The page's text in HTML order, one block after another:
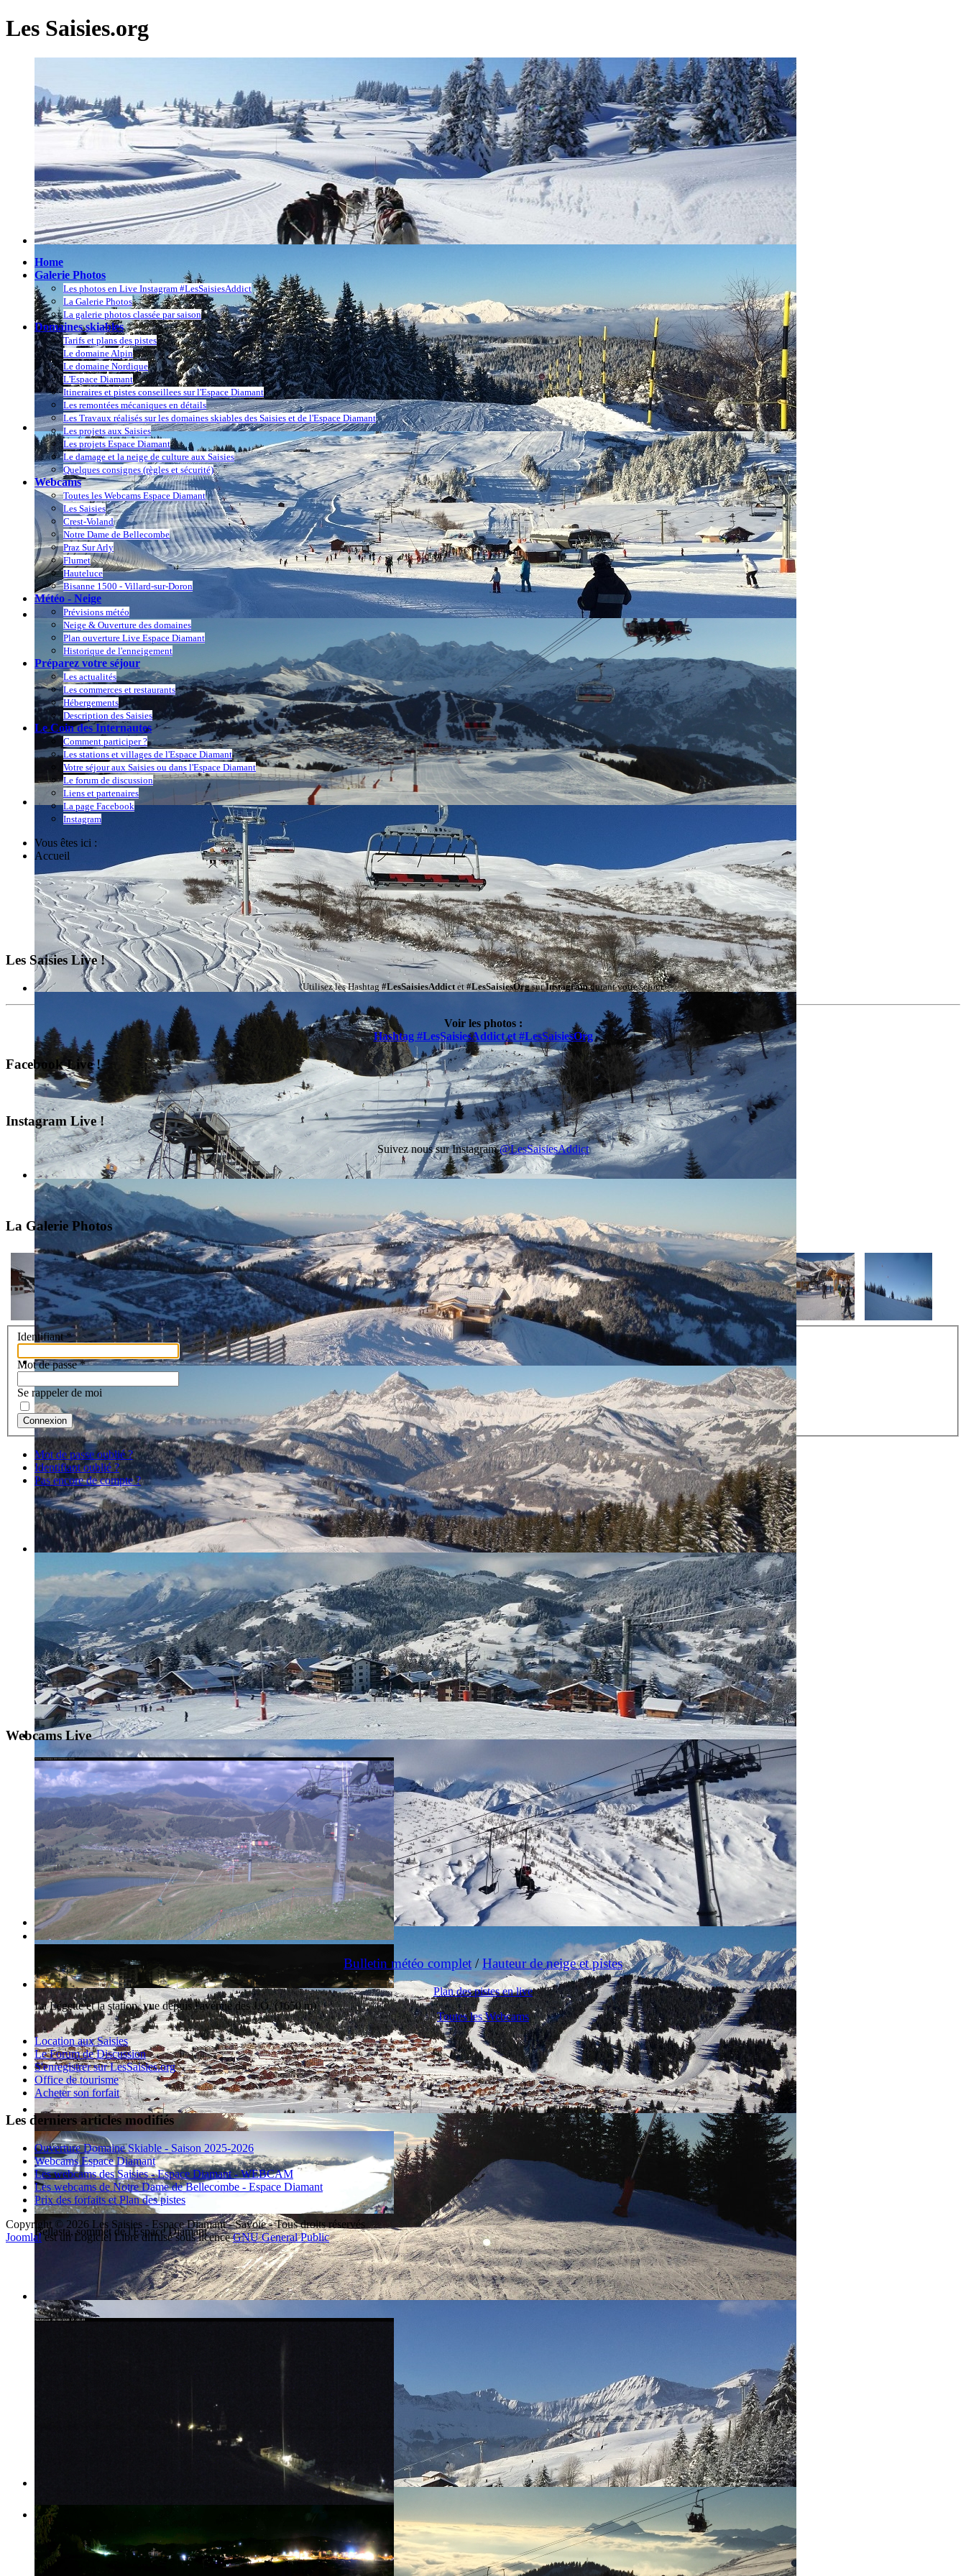
Les Saisies.org
Home
Galerie Photos
Les photos en Live Instagram #LesSaisiesAddict
La Galerie Photos
La galerie photos classée par saison
Domaines skiables
Tarifs et plans des pistes
Le domaine Alpin
Le domaine Nordique
L'Espace Diamant
Itineraires et pistes conseillees sur l'Espace Diamant
Les remontées mécaniques en détails
Les Travaux réalisés sur les domaines skiables des Saisies et de l'Espace Diamant
Les projets aux Saisies
Les projets Espace Diamant
Le damage et la neige de culture aux Saisies
Quelques consignes (règles et sécurité)
Webcams
Toutes les Webcams Espace Diamant
Les Saisies
Crest-Voland
Notre Dame de Bellecombe
Praz Sur Arly
Flumet
Hauteluce
Bisanne 1500 - Villard-sur-Doron
Météo - Neige
Prévisions météo
Neige & Ouverture des domaines
Plan ouverture Live Espace Diamant
Historique de l'enneigement
Préparez votre séjour
Les actualités
Les commerces et restaurants
Hébergements
Description des Saisies
Le Coin des Internautes
Comment participer ?
Les stations et villages de l'Espace Diamant
Votre séjour aux Saisies ou dans l'Espace Diamant
Le forum de discussion
Liens et partenaires
La page Facebook
Instagram
Vous êtes ici :
Accueil
Les Saisies Live !
Utilisez les Hashtag#LesSaisiesAddictet #LesSaisiesOrgsurInstagramdurant votre séjour
Voir les photos :
Hashtag #LesSaisiesAddict et #LesSaisiesOrg
Facebook Live !
Instagram Live !
Suivez nous sur Instagram@LesSaisiesAddict
La Galerie Photos
Identifiant*
Mot de passe*
Se rappeler de moi
Connexion
Mot de passe oublié ?
Identifiant oublié ?
Pas encore de compte ?
Webcams Live
La station des Saisies et le Mont-Blanc
La Légette et la station, vue depuis l'avenue des J.O. (1650 m)
Bellasta, sommet de l'Espace Diamant
Le village d'Hauteluce
Bulletin météo complet/Hauteur de neige et pistes
Plan des pistes en live
Toutes les Webcams
Location aux Saisies
Le Forum de Discussion
S'enregistrer sur LesSaisies.org
Office de tourisme
Acheter son forfait
Les derniers articles modifiés
Ouverture Domaine Skiable - Saison 2025-2026
Webcams Espace Diamant
Les webcams des Saisies - Espace Diamant - WEBCAM
Les webcams de Notre Dame de Bellecombe - Espace Diamant
Prix des forfaits et Plan des pistes
Copyright © 2026 Les Saisies - Espace Diamant - Savoie - Tous droits réservés
Joomla!est un Logiciel Libre diffusé sous licenceGNU General Public